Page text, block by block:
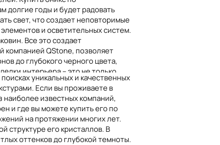
Казахстан Канада
долгие годы и будет радовать
свет, что создает неповторимые
и осветительных систем.
Все это создает
компанией QStone, позволяет
до глубокого черного цвета,
интерьера – это не только
долговечным материалом,
нагрузок, что делает
создание декоративных
удовлетворить запросы
уникальных и качественных
Если вы проживаете в
наиболее известных компаний,
и где вы можете купить его по
на протяжении многих лет.
структуре его кристаллов. В
оттенков до глубокой темноты.